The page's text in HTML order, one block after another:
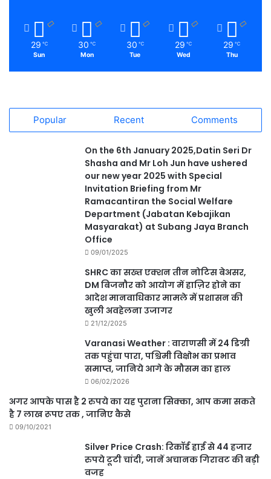
29 ℃
Sun
30 ℃
Mon
30 ℃
Tue
29 ℃
Wed
29 ℃
Thu
Popular Recent Comments
On the 6th January 2025,Datin Seri Dr
Shasha and Mr Loh Jun have ushered
our new year 2025 with Special
Invitation Briefing from Mr
Ramacantiran the Social Welfare
Department (Jabatan Kebajikan
Masyarakat) at Subang Jaya Branch
Office
09/01/2025
SHRC का सख्त एक्शन तीन नोटिस बेअसर,
DM बिजनौर को आयोग में हाज़िर होने का
आदेश मानवाधिकार मामले में प्रशासन की
खुली अवहेलना उजागर
21/12/2025
Varanasi Weather : वाराणसी में 24 डिग्री
तक पहुंचा पारा, पश्चिमी विक्षोभ का प्रभाव
समाप्त, जानिये आगे के मौसम का हाल
06/02/2026
अगर आपके पास है 2 रुपये का यह पुराना सिक्का, आप कमा सकते
है 7 लाख रूपए तक , जानिए कैसे
09/10/2021
Silver Price Crash: रिकॉर्ड हाई से 44 हजार
रुपये टूटी चांदी, जानें अचानक गिरावट की बड़ी
वजह